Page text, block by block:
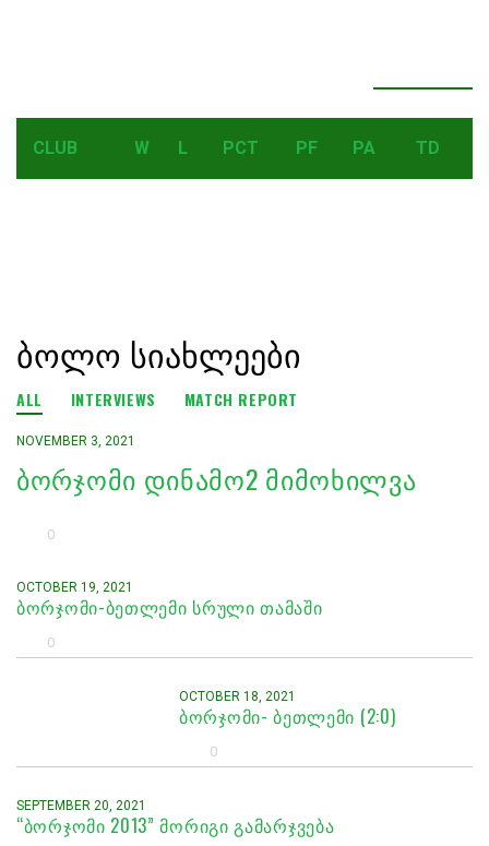
CLUB W L PCT PF PA TD
ᲑᲝᲚᲝ ᲡᲘᲐᲮᲚᲔᲔᲑᲘ
ALL INTERVIEWS MATCH REPORT
NOVEMBER 3, 2021
ᲑᲝᲠᲯᲝᲛᲘ ᲓᲘᲜᲐᲛᲝ2 ᲛᲘᲛᲝᲮᲘᲚᲕᲐ
0
OCTOBER 19, 2021
ᲑᲝᲠᲯᲝᲛᲘ-ᲑᲔᲗᲚᲔᲛᲘ ᲡᲠᲣᲚᲘ ᲗᲐᲛᲐᲨᲘ
0
OCTOBER 18, 2021
ᲑᲝᲠᲯᲝᲛᲘ- ᲑᲔᲗᲚᲔᲛᲘ (2:0)
0
SEPTEMBER 20, 2021
“ᲑᲝᲠᲯᲝᲛᲘ 2013” ᲛᲝᲠᲘᲒᲘ ᲒᲐᲛᲐᲠᲯᲕᲔᲑᲐ